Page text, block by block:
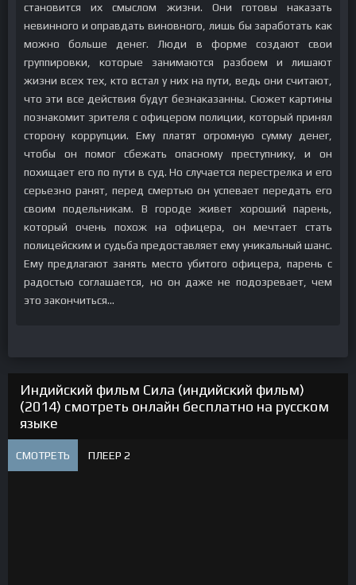
становится их смыслом жизни. Они готовы наказать
невинного и оправдать виновного, лишь бы заработать как
можно больше денег. Люди в форме создают свои
группировки, которые занимаются разбоем и лишают
жизни всех тех, кто встал у них на пути, ведь они считают,
что эти все действия будут безнаказанны. Сюжет картины
познакомит зрителя с офицером полиции, который принял
сторону коррупции. Ему платят огромную сумму денег,
чтобы он помог сбежать опасному преступнику, и он
похищает его по пути в суд. Но случается перестрелка и его
серьезно ранят, перед смертью он успевает передать его
своим подельникам. В городе живет хороший парень,
который очень похож на офицера, он мечтает стать
полицейским и судьба предоставляет ему уникальный шанс.
Ему предлагают занять место убитого офицера, парень с
радостью соглашается, но он даже не подозревает, чем
это закончиться...
Индийский фильм Сила (индийский фильм)
(2014) смотреть онлайн бесплатно на русском
языке
СМОТРЕТЬ ПЛЕЕР 2